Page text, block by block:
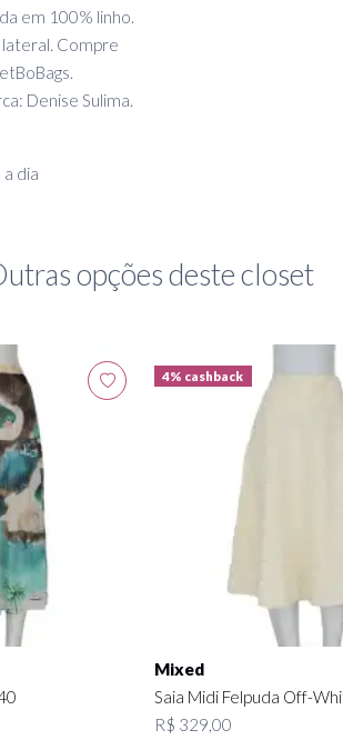
em 100% linho.
lateral. Compre
Denise Sulima.
a dia
opções deste closet
4% cashback
Mixed
Saia Midi Felpuda Off-
R$ 329,00